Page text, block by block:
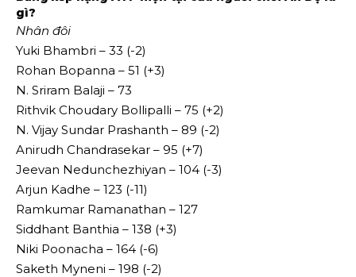
gì?
Nhân đôi
Yuki Bhambri – 33 (-2)
Rohan Bopanna – 51 (+3)
N. Sriram Balaji – 73
Rithvik Choudary Bollipalli – 75 (+2)
N. Vijay Sundar Prashanth – 89 (-2)
Anirudh Chandrasekar – 95 (+7)
Jeevan Nedunchezhiyan – 104 (-3)
Arjun Kadhe – 123 (-11)
Ramkumar Ramanathan – 127
Siddhant Banthia – 138 (+3)
Niki Poonacha – 164 (-6)
Saketh Myneni – 198 (-2)